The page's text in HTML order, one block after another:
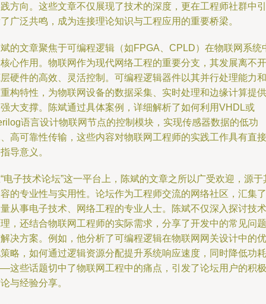
方向。这些文章不仅展现了技术的深度，更在工程师社群中引
广泛共鸣，成为连接理论知识与工程应用的重要桥梁。
的文章聚焦于可编程逻辑（如FPGA、CPLD）在物联网系统
心作用。物联网作为现代网络工程的重要分支，其发展离不开
硬件的高效、灵活控制。可编程逻辑器件以其并行处理能力和
构特性，为物联网设备的数据采集、实时处理和边缘计算提供
大支撑。陈斌通过具体案例，详细解析了如何利用VHDL或
语言设计物联网节点的控制模块，实现传感器数据的低功
高可靠性传输，这些内容对物联网工程师的实践工作具有直接
导意义。
电子技术论坛”这一平台上，陈斌的文章之所以广受欢迎，源于
的专业性与实用性。论坛作为工程师交流的网络社区，汇集了
从事电子技术、网络工程的专业人士。陈斌不仅深入探讨技术
，还结合物联网工程师的实际需求，分享了开发中的常见问题
决方案。例如，他分析了可编程逻辑在物联网网关设计中的优
略，如何通过逻辑资源分配提升系统响应速度，同时降低功耗
这些话题切中了物联网工程中的痛点，引发了论坛用户的积极
与经验分享。